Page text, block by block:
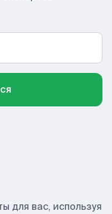
для вас, используя